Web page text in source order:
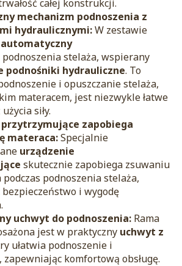
całej konstrukcji.
mechanizm podnoszenia z
hydraulicznymi:W zestawie
automatyczny
podnoszenia stelaża, wspierany
podnośniki hydrauliczne. To
i opuszczanie stelaża,
materacem, jest niezwykle łatwe
siły.
zapobiega
materaca:Specjalnie
urządzenie
skutecznie zapobiega zsuwaniu
podnoszenia stelaża,
i wygodę
uchwyt do podnoszenia: Rama
jest w praktyczny uchwyt z
ułatwia podnoszenie i
zapewniając komfortową obsługę.